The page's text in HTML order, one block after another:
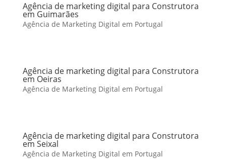
Agência de marketing digital para Construtora
em Guimarães
Agência de Marketing Digital em Portugal
Agência de marketing digital para Construtora
em Oeiras
Agência de Marketing Digital em Portugal
Agência de marketing digital para Construtora
em Seixal
Agência de Marketing Digital em Portugal